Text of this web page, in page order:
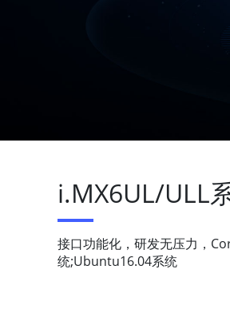
i.MX6UL/ULL
接口功能化，研发无压力，
统;Ubuntu16.04系统